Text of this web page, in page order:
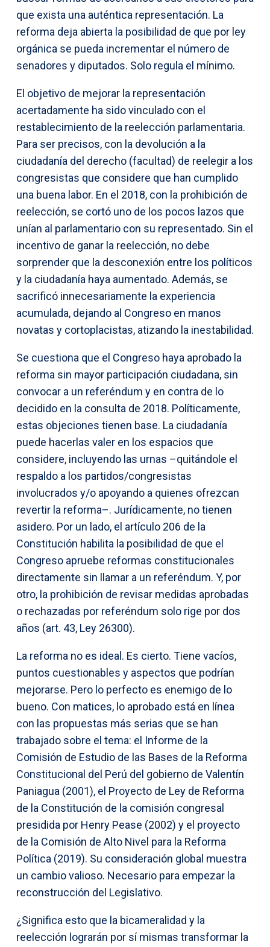
que exista una auténtica representación. La
reforma deja abierta la posibilidad de que por ley
orgánica se pueda incrementar el número de
senadores y diputados. Solo regula el mínimo.
El objetivo de mejorar la representación
acertadamente ha sido vinculado con el
restablecimiento de la reelección parlamentaria.
Para ser precisos, con la devolución a la
ciudadanía del derecho (facultad) de reelegir a los
congresistas que considere que han cumplido
una buena labor. En el 2018, con la prohibición de
reelección, se cortó uno de los pocos lazos que
unían al parlamentario con su representado. Sin el
incentivo de ganar la reelección, no debe
sorprender que la desconexión entre los políticos
y la ciudadanía haya aumentado. Además, se
sacrificó innecesariamente la experiencia
acumulada, dejando al Congreso en manos
novatas y cortoplacistas, atizando la inestabilidad.
Se cuestiona que el Congreso haya aprobado la
reforma sin mayor participación ciudadana, sin
convocar a un referéndum y en contra de lo
decidido en la consulta de 2018. Políticamente,
estas objeciones tienen base. La ciudadanía
puede hacerlas valer en los espacios que
considere, incluyendo las urnas –quitándole el
respaldo a los partidos/congresistas
involucrados y/o apoyando a quienes ofrezcan
revertir la reforma–. Jurídicamente, no tienen
asidero. Por un lado, el artículo 206 de la
Constitución habilita la posibilidad de que el
Congreso apruebe reformas constitucionales
directamente sin llamar a un referéndum. Y, por
otro, la prohibición de revisar medidas aprobadas
o rechazadas por referéndum solo rige por dos
años (art. 43, Ley 26300).
La reforma no es ideal. Es cierto. Tiene vacíos,
puntos cuestionables y aspectos que podrían
mejorarse. Pero lo perfecto es enemigo de lo
bueno. Con matices, lo aprobado está en línea
con las propuestas más serias que se han
trabajado sobre el tema: el Informe de la
Comisión de Estudio de las Bases de la Reforma
Constitucional del Perú del gobierno de Valentín
Paniagua (2001), el Proyecto de Ley de Reforma
de la Constitución de la comisión congresal
presidida por Henry Pease (2002) y el proyecto
de la Comisión de Alto Nivel para la Reforma
Política (2019). Su consideración global muestra
un cambio valioso. Necesario para empezar la
reconstrucción del Legislativo.
¿Significa esto que la bicameralidad y la
reelección lograrán por sí mismas transformar la